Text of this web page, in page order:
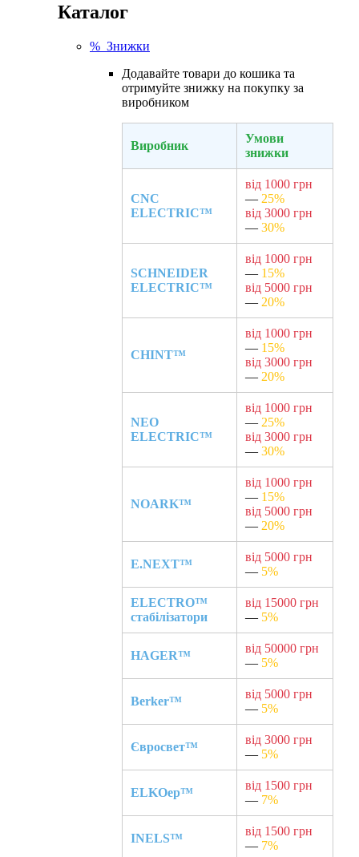
Каталог
% Знижки
Додавайте товари до кошика та
отримуйте знижку на покупку за
виробником
Виробник
Умови
знижки
CNC
ELECTRIC™
від 1000 грн
— 25%
від 3000 грн
— 30%
SCHNEIDER
ELECTRIC™
від 1000 грн
— 15%
від 5000 грн
— 20%
CHINT™
від 1000 грн
— 15%
від 3000 грн
— 20%
NEO
ELECTRIC™
від 1000 грн
— 25%
від 3000 грн
— 30%
NOARK™
від 1000 грн
— 15%
від 5000 грн
— 20%
E.NEXT™
від 5000 грн
— 5%
ELECTRO™
стабілізатори
від 15000 грн
— 5%
HAGER™
від 50000 грн
— 5%
Berker™
від 5000 грн
— 5%
Євросвет™
від 3000 грн
— 5%
ELKOep™
від 1500 грн
— 7%
INELS™
від 1500 грн
— 7%